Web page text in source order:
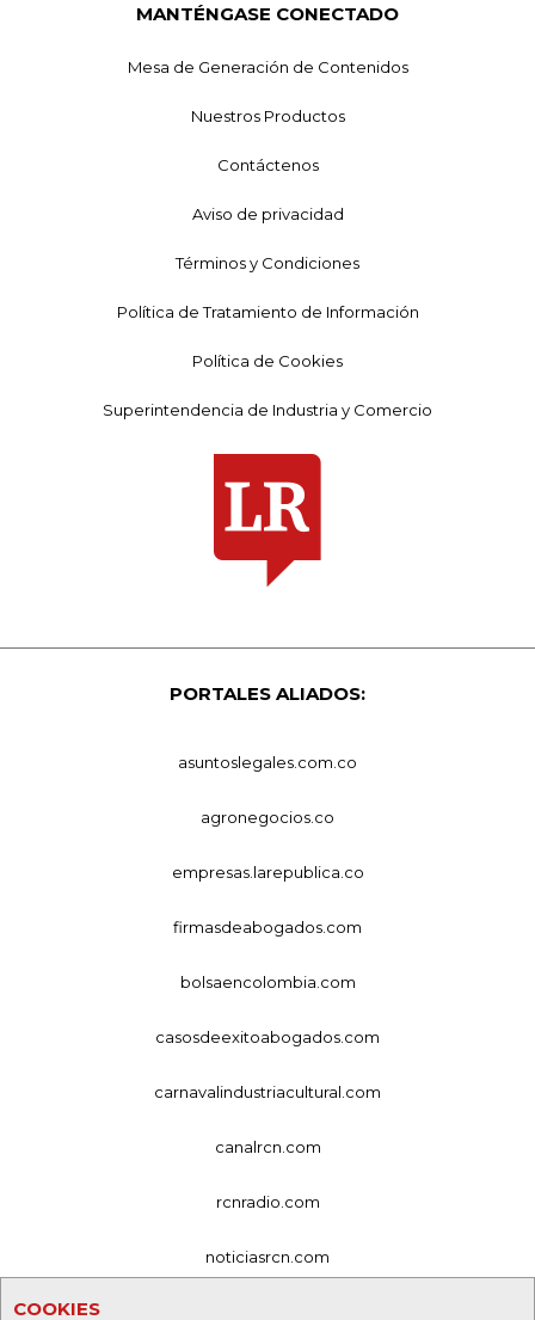
COOKIES
MANTÉNGASE CONECTADO
Mesa de Generación de Contenidos
Nuestros Productos
Contáctenos
Aviso de privacidad
Términos y Condiciones
Política de Tratamiento de Información
Política de Cookies
Superintendencia de Industria y Comercio
PORTALES ALIADOS:
asuntoslegales.com.co
agronegocios.co
empresas.larepublica.co
firmasdeabogados.com
bolsaencolombia.com
casosdeexitoabogados.com
carnavalindustriacultural.com
canalrcn.com
rcnradio.com
noticiasrcn.com